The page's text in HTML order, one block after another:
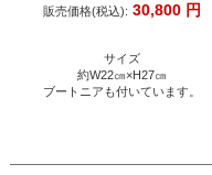
販売価格(税込): 30,800 円
サイズ
約W22㎝×H27㎝
ブートニアも付いています。